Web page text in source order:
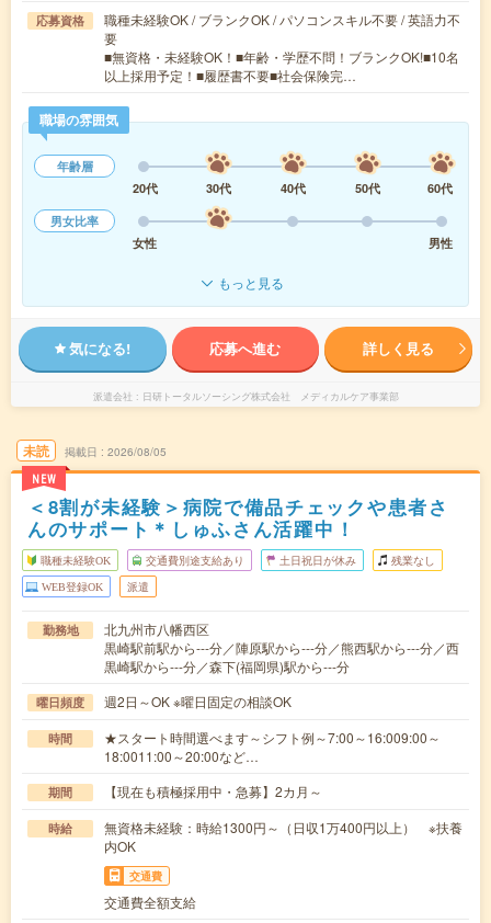
応募資格
職種未経験OK / ブランクOK / パソコンスキル不要 / 英語力不
要
■無資格・未経験OK！■年齢・学歴不問！ブランクOK!■10名
以上採用予定！■履歴書不要■社会保険完…
職場の雰囲気
年齢層
20代
30代 40代 50代
60代
男女比率
女性
男性
もっと見る
気になる! 応募へ進む 詳しく見る
派遣会社 日研トータルソーシング株式会社 メディカルケア事業部
未読
NEW
掲載日 2026/08/05
＜8割が未経験＞病院で備品チェックや患者さ
んのサポート＊しゅふさん活躍中！
職種未経験OK 交通費別途支給あり 土日祝日が休み 残業なし
WEB登録OK 派遣
勤務地
北九州市八幡西区
黒崎駅前駅から---分／陣原駅から---分／熊西駅から---分／西
黒崎駅から---分／森下(福岡県)駅から---分
曜日頻度 週2日～OK ※曜日固定の相談OK
時間
★スタート時間選べます～シフト例～7:00～16:009:00～
18:0011:00～20:00など…
期間 【現在も積極採用中・急募】2カ月～
時給
無資格未経験：時給1300円～（日収1万400円以上） ※扶養
内OK
交通費
交通費全額支給